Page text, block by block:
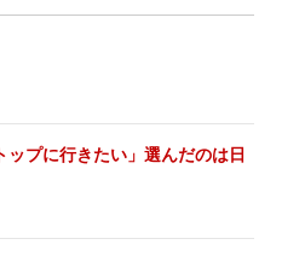
ップに行きたい」選んだのは日